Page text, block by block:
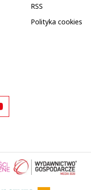
RSS
Polityka cookies